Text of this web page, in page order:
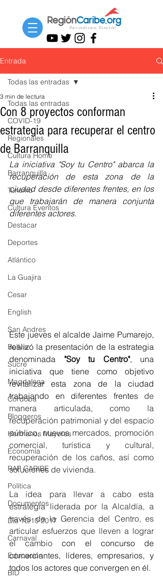
Entrada
Todas las entradas
COVID-19
Regionales
Cultura Home
Barranquilla
Turismo
Cultura Eventos
Destacar
Deportes
Atlántico
La Guajira
Cesar
English
San Andres
Bolívar
Sucre
Magdalena
Córdoba
Bloggeros
Hermanos Mayores
Economía
RAP CARIBE
Política
Documentos
Día 10/10 2017
Carnaval
Educación
BID
Todas las entradas
Con 8 proyectos conforman
estrategia para recuperar el centro
de Barranquilla
3 min de lectura
La iniciativa "Soy tu Centro" abarca la
recuperación de esta zona de la
ciudad desde diferentes frentes, en los
que trabajarán de manera conjunta
diferentes actores.
Este jueves el alcalde Jaime Pumarejo,
realizó la presentación de la estrategia
denominada "Soy tu Centro", una
iniciativa que tiene como objetivo
revitalizar esta zona de la ciudad
trabajando en diferentes frentes de
manera articulada, como la
recuperación patrimonial y del espacio
público, nuevos mercados, promoción
comercial, turística y cultural,
recuperación de los caños, así como
soluciones de vivienda.
La idea para llevar a cabo esta
estrategia liderada por la Alcaldía, a
través de la Gerencia del Centro, es
articular esfuerzos que lleven a lograr
el cambio con el concurso de
comerciantes, líderes, empresarios, y
todos los actores que convergen en él.